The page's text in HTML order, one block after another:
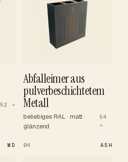
52 →
Abfalleimer aus
pulverbeschichtetem
Metall
beliebiges RAL · matt ·
glänzend
54
→
WD 04 ASH